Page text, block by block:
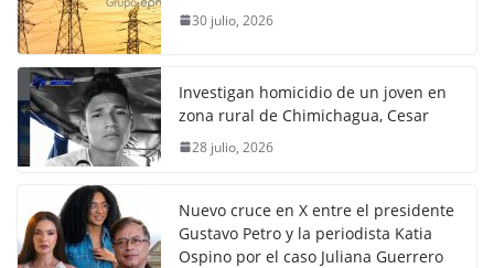
30 julio, 2026
Investigan homicidio de un joven en
zona rural de Chimichagua, Cesar
28 julio, 2026
Nuevo cruce en X entre el presidente
Gustavo Petro y la periodista Katia
Ospino por el caso Juliana Guerrero